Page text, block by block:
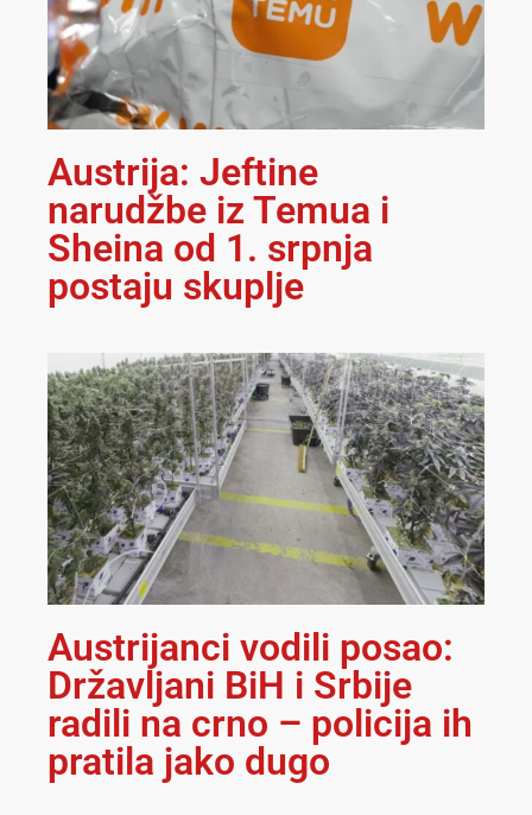
Austrija: Jeftine
narudžbe iz Temua i
Sheina od 1. srpnja
postaju skuplje
Austrijanci vodili posao:
Državljani BiH i Srbije
radili na crno – policija ih
pratila jako dugo